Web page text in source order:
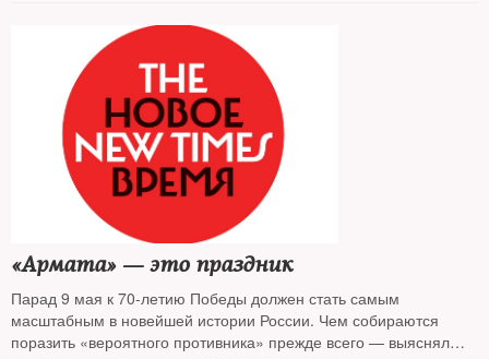
«Армата» — это праздник
Парад 9 мая к 70-летию Победы должен стать самым
масштабным в новейшей истории России. Чем собираются
поразить «вероятного противника» прежде всего — выяснял